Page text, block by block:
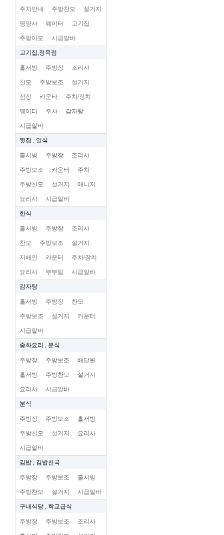
주차안내 주방찬모 설거지
영양사 웨이터 고기집
주방이모 시급알바
고기집,정육점
홀서빙 주방장 조리사
찬모 주방보조 설거지
점장 카운타 주차/장치
웨이터 주차 감자탕
시급알바
횟집 , 일식
홀서빙 주방장 조리사
주방보조 카운터 주차
주방찬모 설거지 매니저
요리사 시급알바
한식
홀서빙 주방장 조리사
찬모 주방보조 설거지
지배인 카운터 주차/장치
요리사 부부팀 시급알바
감자탕
홀서빙 주방장 찬모
주방보조 설거지 카운터
시급알바
중화요리 , 분식
주방장 주방보조 배달원
홀서빙 주방찬모 설거지
요리사 시급알바
분식
주방장 주방보조 홀서빙
주방찬모 설거지 요리사
시급알바
김밥 , 김밥천국
주방장 주방보조 홀서빙
주방찬모 설거지 시급알바
구내식당 , 학교급식
주방장 주방보조 조리사